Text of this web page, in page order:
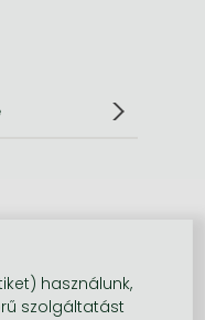
használunk,
szolgáltatást